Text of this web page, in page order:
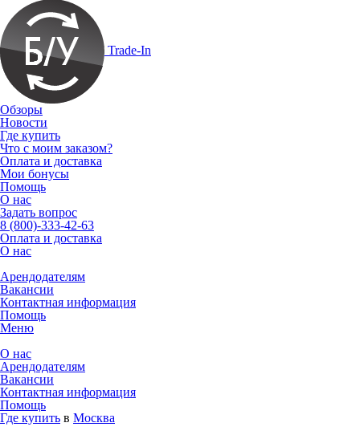
Trade-In
Обзоры
Новости
Где купить
Что с моим заказом?
Оплата и доставка
Мои бонусы
Помощь
О нас
Задать вопрос
8 (800)-333-42-63
Оплата и доставка
О нас
Арендодателям
Вакансии
Контактная информация
Помощь
Меню
О нас
Арендодателям
Вакансии
Контактная информация
Помощь
Где купить в Москва